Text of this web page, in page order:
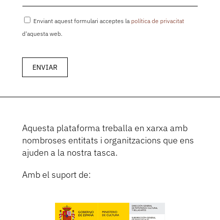
Enviant aquest formulari acceptes la política de privacitat
d'aquesta web.
Aquesta plataforma treballa en xarxa amb
nombroses entitats i organitzacions que ens
ajuden a la nostra tasca.
Amb el suport de: